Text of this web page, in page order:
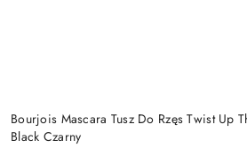
Bourjois Mascara Tusz Do Rzęs Twist Up
Black Czarny